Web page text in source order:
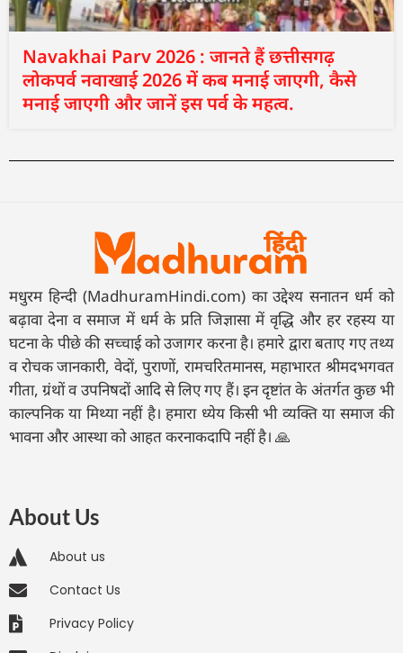
Navakhai Parv 2026 : जानते हैं छत्तीसगढ़
लोकपर्व नवाखाई 2026 में कब मनाई जाएगी, कैसे
मनाई जाएगी और जानें इस पर्व के महत्व.
मधुरम हिन्दी (MadhuramHindi.com) का उद्देश्य सनातन धर्म को
बढ़ावा देना व समाज में धर्म के प्रति जिज्ञासा में वृद्धि और हर रहस्य या
घटना के पीछे की सच्चाई को उजागर करना है। हमारे द्वारा बताए गए तथ्य
व रोचक जानकारी, वेदों, पुराणों, रामचरितमानस, महाभारत श्रीमदभगवत
गीता, ग्रंथों व उपनिषदों आदि से लिए गए हैं। इन दृष्टांत के अंतर्गत कुछ भी
काल्पनिक या मिथ्या नहीं है। हमारा ध्येय किसी भी व्यक्ति या समाज की
भावना और आस्था को आहत करनाकदापि नहीं है। 🙏
About Us
About us
Contact Us
Privacy Policy